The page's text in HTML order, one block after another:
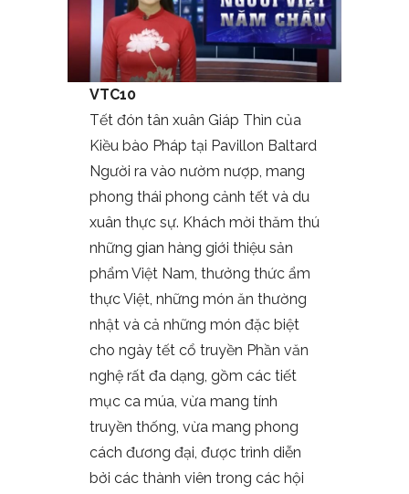
VTC10
Tết đón tân xuân Giáp Thìn của
Kiều bào Pháp tại Pavillon Baltard
Người ra vào nườm nượp, mang
phong thái phong cảnh tết và du
xuân thực sự. Khách mời thăm thú
những gian hàng giới thiệu sản
phẩm Việt Nam, thưởng thức ẩm
thực Việt, những món ăn thường
nhật và cả những món đặc biệt
cho ngày tết cổ truyền Phần văn
nghệ rất đa dạng, gồm các tiết
mục ca múa, vừa mang tính
truyền thống, vừa mang phong
cách đương đại, được trình diễn
bởi các thành viên trong các hội